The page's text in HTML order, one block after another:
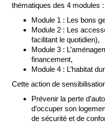
thématiques des 4 modules :
Module 1 : Les bons
Module 2 : Les
facilitant le quotidien),
Module 3 :
financement,
Module 4 : L’habitat
Cette action de
Prévenir la perte
d’occuper son
de sécurité et de